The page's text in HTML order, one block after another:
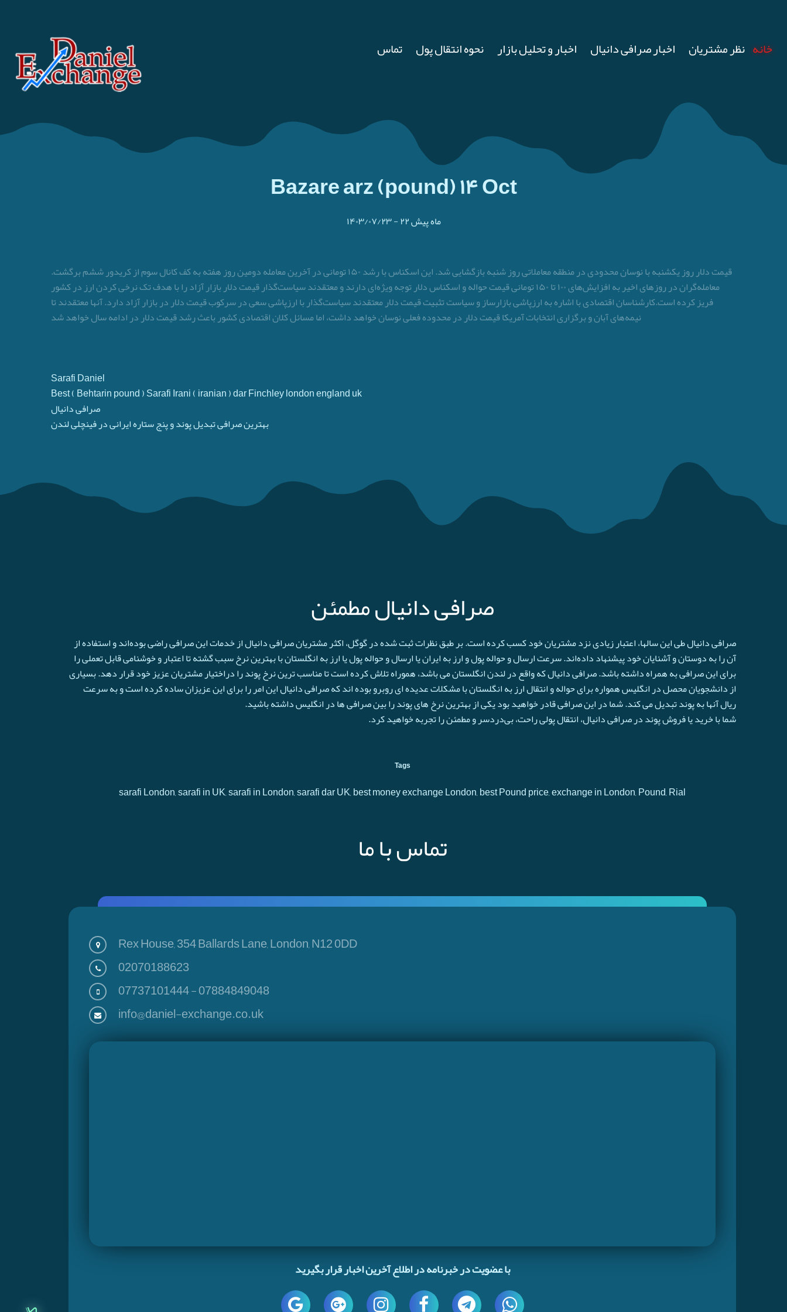
خانه نظر مشتریان اخبار صرافی دانیال اخبار و تحلیل بازار نحوه انتقال پول تماس
Bazare arz (pound) ۱۴ Oct
۱۴۰۳/۰۷/۲۳- ۲۲ ماه پیش
قیمت دلار روز یکشنبه با نوسان محدودی در منطقه معاملاتی روز شنبه بازگشایی شد. این اسکناس با رشد ۱۵۰ تومانی در آخرین معامله دومین روز هفته به کف کانال سوم از کریدور ششم برگشت.
معامله‌گران در روزهای اخیر به افزایش‌های ۱۰۰ تا ۱۵۰ تومانی قیمت حواله و اسکناس دلار توجه ویژه‌ای دارند و معتقدند سیاست‌گذار قیمت دلار بازار آزاد را با هدف تک نرخی کردن ارز در کشور
فریز کرده است.کارشناسان اقتصادی با اشاره به ارزپاشی بازارساز و سیاست تثبیت قیمت دلار معتقدند سیاست‌گذار با ارزپاشی سعی در سرکوب قیمت دلار در بازار آزاد دارد. آنها معتقدند تا
نیمه‌های آبان و برگزاری انتخابات آمریکا قیمت دلار در محدوده فعلی نوسان خواهد داشت، اما مسائل کلان اقتصادی کشور باعث رشد قیمت دلار در ادامه سال خواهد شد
Sarafi Daniel
Best ( Behtarin pound ) Sarafi Irani ( iranian ) dar Finchley london england uk
صرافی دانیال
بهترین صرافی تبدیل پوند و پنج ستاره ایرانی در فینچلی لندن
صرافی دانیال مطمئن
صرافی دانیال طی این سالها، اعتبار زیادی نزد مشتریان خود کسب کرده است. بر طبق نظرات ثبت شده در گوگل، اکثر مشتریان صرافی دانیال از خدمات این صرافی راضی بوده‌اند و استفاده از
آن را به دوستان و آشنایان خود پیشنهاد داده‌اند. سرعت ارسال و حواله پول و ارز به ایران یا ارسال و حواله پول یا ارز به انگلستان با بهترین نرخ سبب گشته تا اعتبار و خوشنامی قابل تعملی را
برای این صرافی به همراه داشته باشد. صرافی دانیال که واقع در لندن انگلستان می باشد، هموراه تلاش کرده است تا مناسب ترین نرخ پوند را دراختیار مشتریان عزیز خود قرار دهد. بسیاری
از دانشجویان محصل در انگلیس همواره برای حواله و انتقال ارز به انگلستان با مشکلات عدیده ای روبرو بوده اند که صرافی دانیال این امر را برای این عزیزان ساده کرده است و به سرعت
ريال آنها به پوند تبدیل می کند. شما در این صرافی قادر خواهید بود یکی از بهترین نرخ های پوند را بین صرافی ها در انگلیس داشته باشید.
شما با خرید یا فروش پوند در صرافی دانیال، انتقال پولی راحت، بی‌دردسر و مطمئن را تجربه خواهید کرد.
Tags
sarafi London, sarafi in UK, sarafi in London, sarafi dar UK, best money exchange London, best Pound price, exchange in London, Pound, Rial
تماس با ما
Rex House, 354 Ballards Lane, London, N12 0DD
02070188623
07737101444-07884849048
info@daniel-exchange.co.uk
با عضویت در خبرنامه در اطلاع آخرین اخبار قرار بگیرید